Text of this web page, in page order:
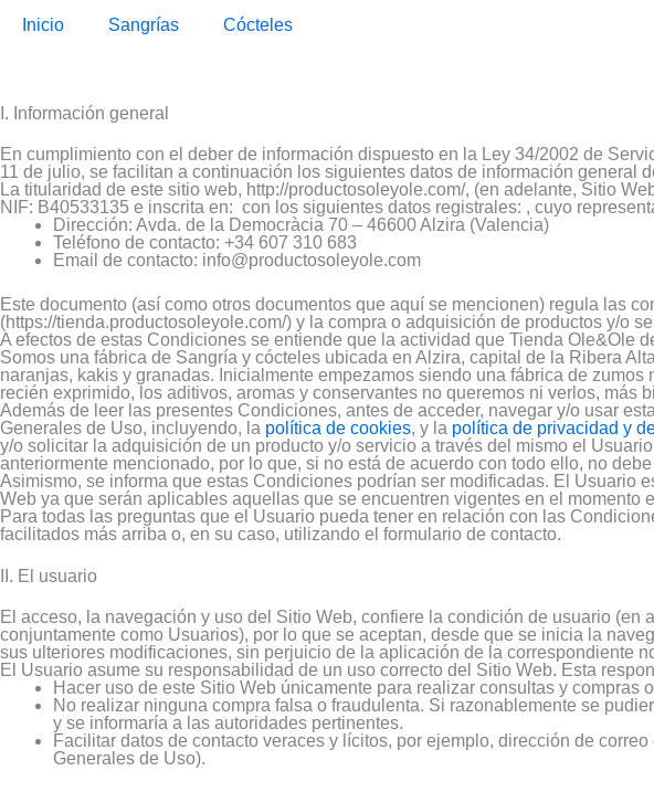
Inicio Sangrías Cócteles
I. Información general
En cumplimiento con el deber de información dispuesto en la Ley 34/2002 de
11 de julio, se facilitan a continuación los siguientes datos de información general
La titularidad de este sitio web, http://productosoleyole.com/, (en adelante, Sitio
NIF: B40533135 e inscrita en: con los siguientes datos registrales: , cuyo
Dirección: Avda. de la Democràcia 70 – 46600 Alzira (Valencia)
Teléfono de contacto: +34 607 310 683
Email de contacto: info@productosoleyole.com
Este documento (así como otros documentos que aquí se mencionen) regula las
(https://tienda.productosoleyole.com/) y la compra o adquisición de productos y/o
A efectos de estas Condiciones se entiende que la actividad que Tienda Ole&Ole
Somos una fábrica de Sangría y cócteles ubicada en Alzira, capital de la Ribera
naranjas, kakis y granadas. Inicialmente empezamos siendo una fábrica de
recién exprimido, los aditivos, aromas y conservantes no queremos ni verlos, más
Además de leer las presentes Condiciones, antes de acceder, navegar y/o usar
Generales de Uso, incluyendo, la política de cookies, y la política de privacidad y
y/o solicitar la adquisición de un producto y/o servicio a través del mismo el
anteriormente mencionado, por lo que, si no está de acuerdo con todo ello, no
Asimismo, se informa que estas Condiciones podrían ser modificadas. El Usuario
Web ya que serán aplicables aquellas que se encuentren vigentes en el
Para todas las preguntas que el Usuario pueda tener en relación con las
facilitados más arriba o, en su caso, utilizando el formulario de contacto.
II. El usuario
El acceso, la navegación y uso del Sitio Web, confiere la condición de usuario
conjuntamente como Usuarios), por lo que se aceptan, desde que se inicia la
sus ulteriores modificaciones, sin perjuicio de la aplicación de la correspondiente
El Usuario asume su responsabilidad de un uso correcto del Sitio Web. Esta
Hacer uso de este Sitio Web únicamente para realizar consultas y compras
No realizar ninguna compra falsa o fraudulenta. Si razonablemente se
y se informaría a las autoridades pertinentes.
Facilitar datos de contacto veraces y lícitos, por ejemplo, dirección de
Generales de Uso).